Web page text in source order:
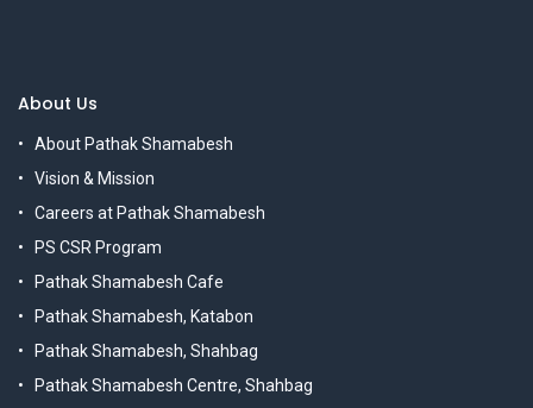
About Us
About Pathak Shamabesh
Vision & Mission
Careers at Pathak Shamabesh
PS CSR Program
Pathak Shamabesh Cafe
Pathak Shamabesh, Katabon
Pathak Shamabesh, Shahbag
Pathak Shamabesh Centre, Shahbag